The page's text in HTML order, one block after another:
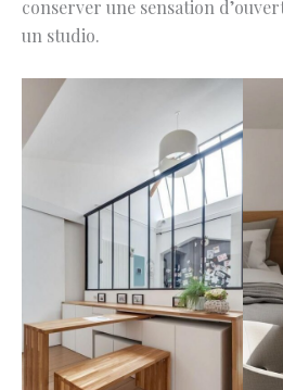
conserver une sensation
un studio.